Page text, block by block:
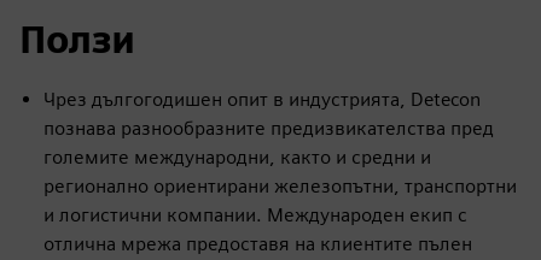
Ползи
Чрез дългогодишен опит в индустрията, Detecon
познава разнообразните предизвикателства пред
големите международни, както и средни и
регионално ориентирани железопътни, транспортни
и логистични компании. Международен екип с
отлична мрежа предоставя на клиентите пълен